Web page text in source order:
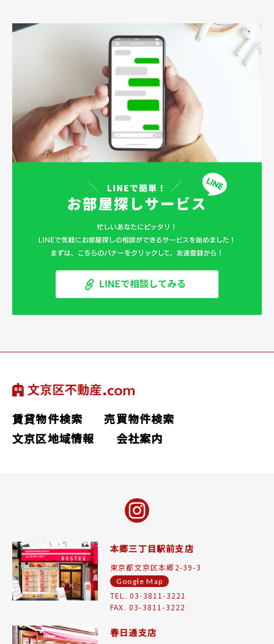
賃貸物件検索
売買物件検索
文京区地域情報
会社案内
本郷三丁目駅前支店
東京都文京区本郷2-39-3
Google Map
TEL. 03-3811-3221
FAX. 03-3811-3222
春日通支店